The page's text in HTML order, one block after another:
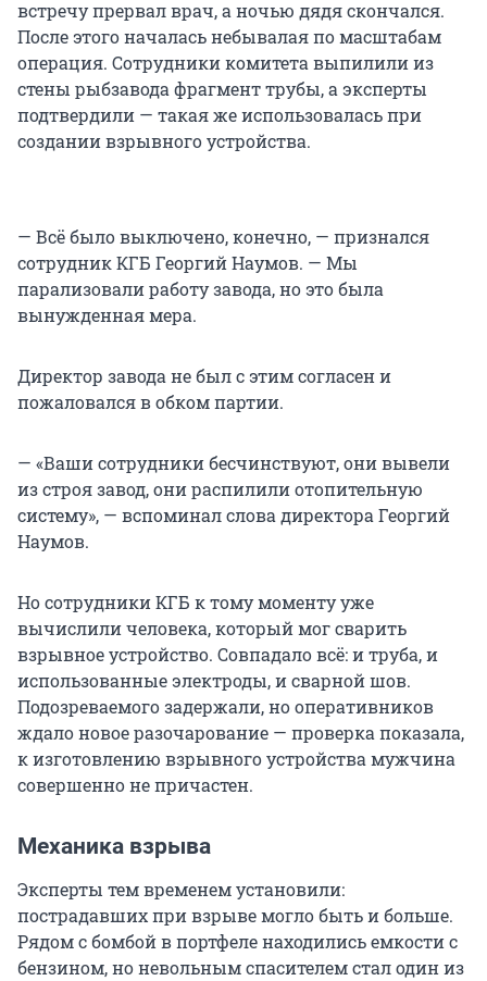
встречу прервал врач, а ночью дядя скончался.
После этого началась небывалая по масштабам
операция. Сотрудники комитета выпилили из
стены рыбзавода фрагмент трубы, а эксперты
подтвердили — такая же использовалась при
создании взрывного устройства.
— Всё было выключено, конечно, — признался
сотрудник КГБ Георгий Наумов. — Мы
парализовали работу завода, но это была
вынужденная мера.
Директор завода не был с этим согласен и
пожаловался в обком партии.
— «Ваши сотрудники бесчинствуют, они вывели
из строя завод, они распилили отопительную
систему», — вспоминал слова директора Георгий
Наумов.
Но сотрудники КГБ к тому моменту уже
вычислили человека, который мог сварить
взрывное устройство. Совпадало всё: и труба, и
использованные электроды, и сварной шов.
Подозреваемого задержали, но оперативников
ждало новое разочарование — проверка показала,
к изготовлению взрывного устройства мужчина
совершенно не причастен.
Механика взрыва
Эксперты тем временем установили:
пострадавших при взрыве могло быть и больше.
Рядом с бомбой в портфеле находились емкости с
бензином, но невольным спасителем стал один из